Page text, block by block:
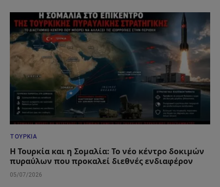
ΤΟΥΡΚΊΑ
Η Τουρκία και η Σομαλία: Το νέο κέντρο δοκιμών
πυραύλων που προκαλεί διεθνές ενδιαφέρον
05/07/2026